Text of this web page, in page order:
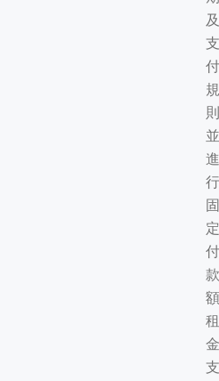
及
支
付
規
則
並
進
行
固
定
付
款
額
租
金
支